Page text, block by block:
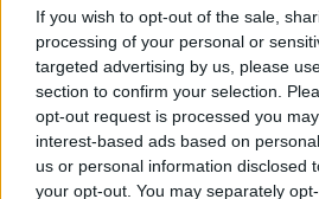
If you wish to opt-out of the sale,
processing of your personal or
targeted advertising by us, please
section to confirm your selection.
opt-out request is processed you
interest-based ads based on
us or personal information disclosed
your opt-out. You may separately
Készült: 2012. máj. 23. szerda,
Tisztelt Miniszter Úr!
Először is engedje meg, hogy a
Társaság elnöksége nevében
kinevezéséhez. Reméljük, hogy
eredményesen és örömmel